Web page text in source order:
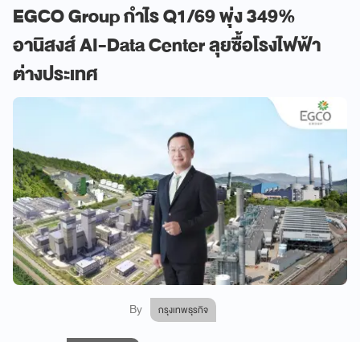
EGCO Group กำไร Q1/69 พุ่ง 349%
อานิสงส์ AI-Data Center ลุยซื้อโรงไฟฟ้า
ต่างประเทศ
By กรุงเทพธุรกิจ